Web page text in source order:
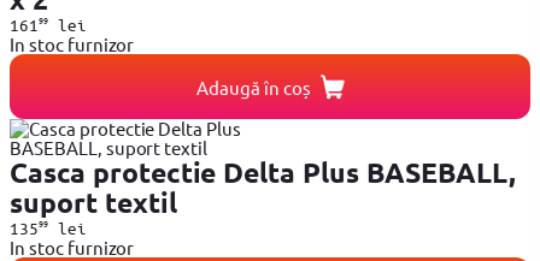
161 99lei
In stoc furnizor
Adaugă în coș
Casca protectie Delta Plus BASEBALL,
suport textil
13599lei
In stoc furnizor